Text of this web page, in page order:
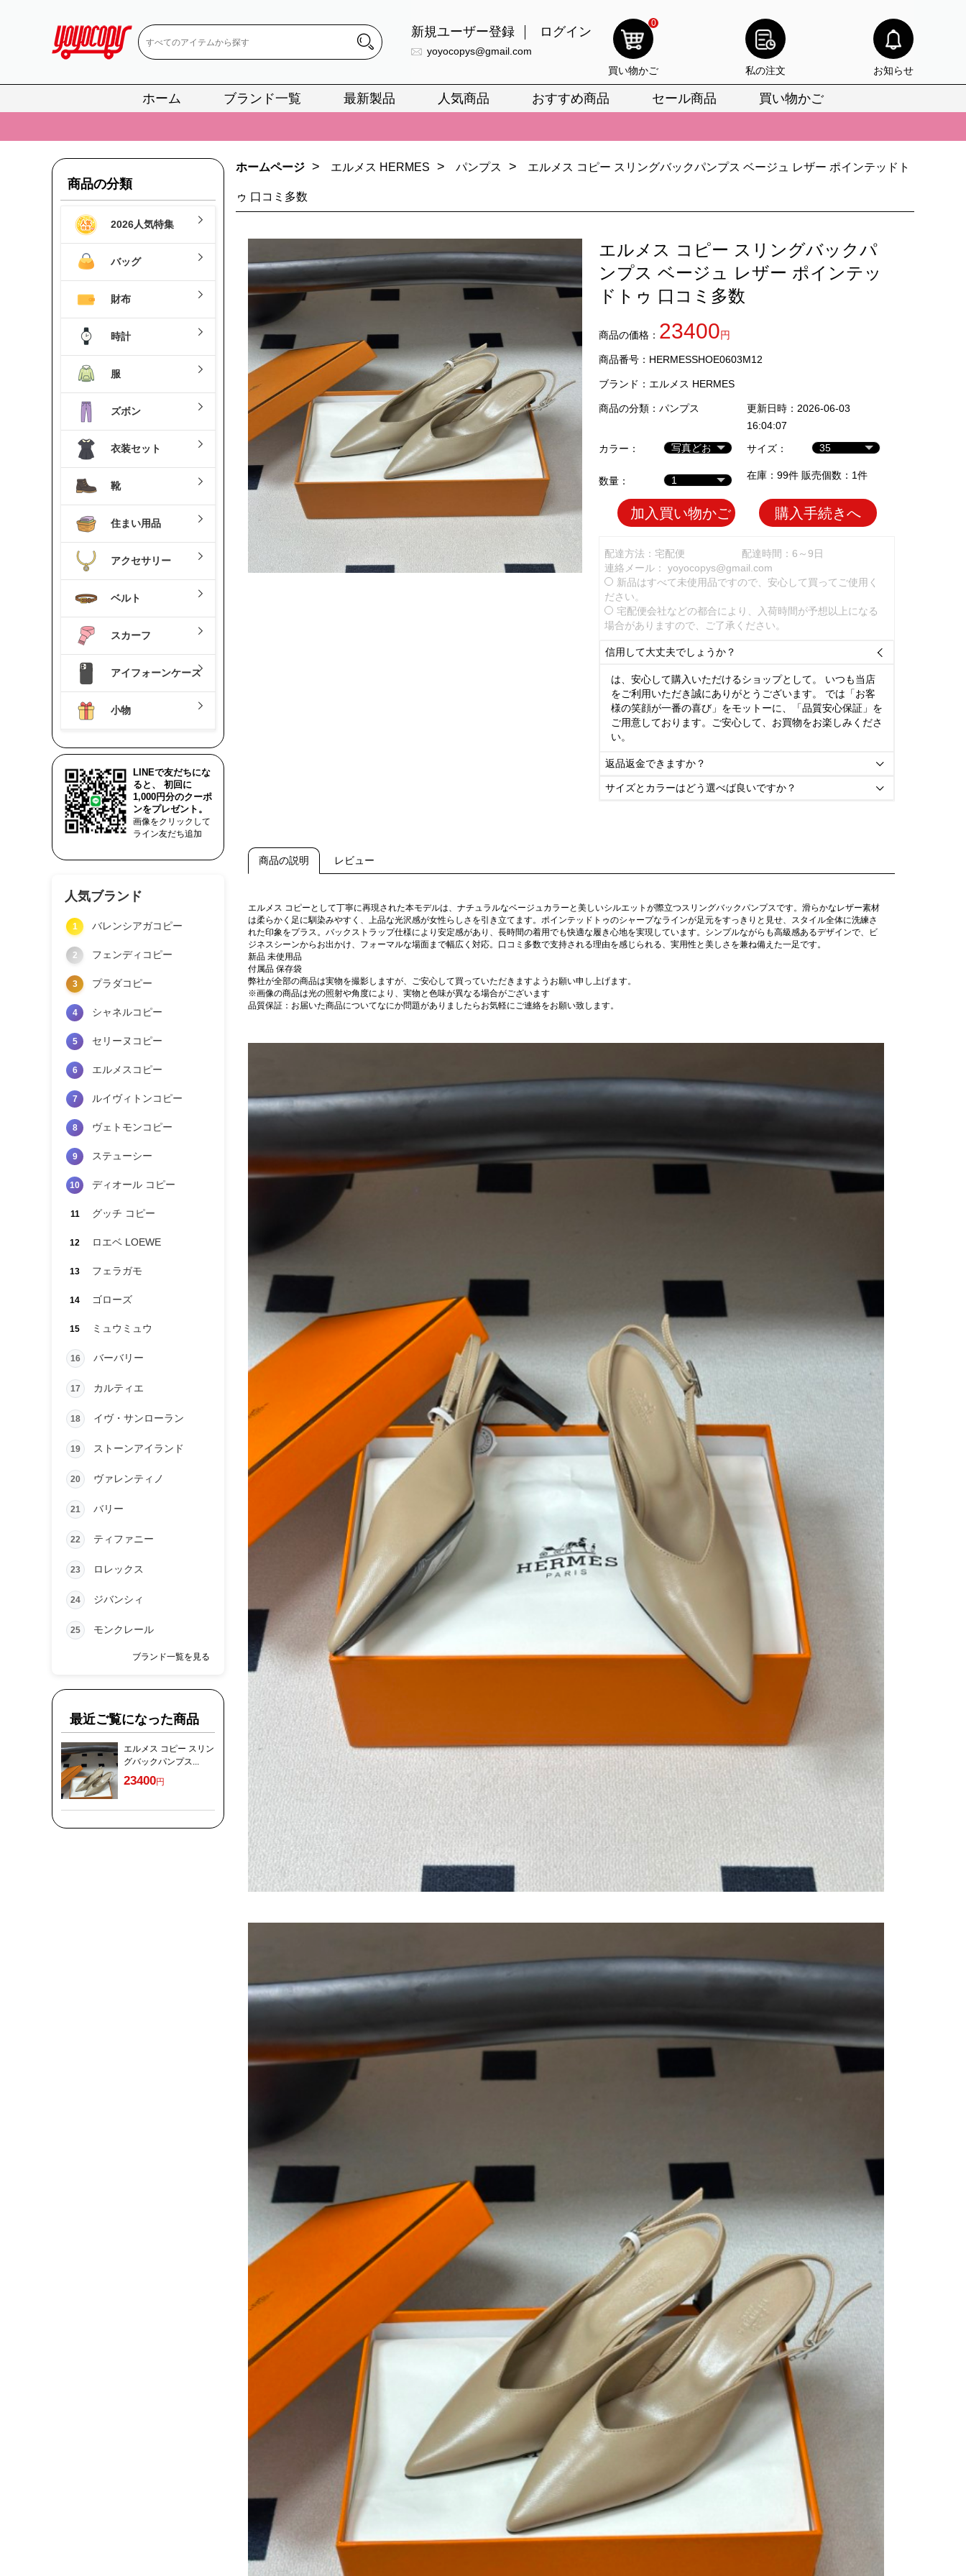
新規ユーザー登録 ログイン
yoyocopys@gmail.com
0
買い物かご 私の注文 お知らせ
ホーム ブランド一覧 最新製品 人気商品 おすすめ商品 セール商品 買い物かご
📢 当店は正真正銘のn級スーパーコピーのみ取扱い。最高品質の再現度を安心してお選びいただけます。
📢
📢 新作入荷！ルイ・ヴィトンスーパーコピー バッグ最新モデルが登場。上質な仕上がりをお見逃しなく。
📢 当店は正真正銘のn級スーパーコピーのみ取扱い。最高品質の再現度を安心してお選びいただけます。
新作入荷！ルイ・ヴィトンスーパーコピー バッグ最新モデルが登場。上質な仕上がりをお見逃しなく。
商品の分類
2026人気特集
バッグ
財布
時計
服
ズボン
衣装セット
靴
住まい用品
アクセサリー
ベルト
スカーフ
アイフォーンケース
小物
LINEで友だちにな
ると、 初回に
1,000円分のクーポ
ンをプレゼント。
画像をクリックして
ライン友だち追加
人気ブランド
1 バレンシアガコピー
2 フェンディコピー
3 プラダコピー
4 シャネルコピー
5 セリーヌコピー
6 エルメスコピー
7 ルイヴィトンコピー
8 ヴェトモンコピー
9 ステューシー
10 ディオール コピー
11 グッチ コピー
12 ロエベ LOEWE
13 フェラガモ
14 ゴローズ
15 ミュウミュウ
16 バーバリー
17 カルティエ
18 イヴ・サンローラン
19 ストーンアイランド
20 ヴァレンティノ
21 バリー
22 ティファニー
23 ロレックス
24 ジバンシィ
25 モンクレール
ブランド一覧を見る
最近ご覧になった商品
エルメス コピー スリン
グバックパンプス...
23400円
ホームページ > エルメス HERMES > パンプス > エルメス コピー スリングバックパンプス ベージュ レザー ポインテッドト
ゥ 口コミ多数
エルメス コピー スリングバックパ
ンプス ベージュ レザー ポインテッ
ドトゥ 口コミ多数
商品の価格： 23400円
商品番号：HERMESSHOE0603M12
ブランド： エルメス HERMES
商品の分類： パンプス
更新日時：2026-06-03
16:04:07
カラー：
サイズ：
数量： 在庫：99件 販売個数：1件
加入買い物かご 購入手続きへ
配達方法：宅配便
配達時間：6～9日
連絡メール： yoyocopys@gmail.com
新品はすべて未使用品ですので、安心して買ってご使用く
ださい。
宅配便会社などの都合により、入荷時間が予想以上になる
場合がありますので、ご了承ください。
信用して大丈夫でしょうか？ 
は、安心して購入いただけるショップとして。 いつも当店
をご利用いただき誠にありがとうございます。 では「お客
様の笑顔が一番の喜び」をモットーに、「品質安心保証」を
ご用意しております。ご安心して、お買物をお楽しみくださ
い。
返品返金できますか？ 
サイズとカラーはどう選べば良いですか？ 
商品の説明 レビュー
エルメス コピーとして丁寧に再現された本モデルは、ナチュラルなベージュカラーと美しいシルエットが際立つスリングバックパンプスです。滑らかなレザー素材
は柔らかく足に馴染みやすく、上品な光沢感が女性らしさを引き立てます。ポインテッドトゥのシャープなラインが足元をすっきりと見せ、スタイル全体に洗練さ
れた印象をプラス。バックストラップ仕様により安定感があり、長時間の着用でも快適な履き心地を実現しています。シンプルながらも高級感あるデザインで、ビ
ジネスシーンからお出かけ、フォーマルな場面まで幅広く対応。口コミ多数で支持される理由を感じられる、実用性と美しさを兼ね備えた一足です。
新品 未使用品
付属品 保存袋
弊社が全部の商品は実物を撮影しますが、ご安心して買っていただきますようお願い申し上げます。
※画像の商品は光の照射や角度により、実物と色味が異なる場合がございます
品質保証：お届いた商品についてなにか問題がありましたらお気軽にご連絡をお願い致します。